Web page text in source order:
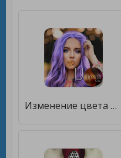
Изменение цвета волос и глаз [Unlocked]